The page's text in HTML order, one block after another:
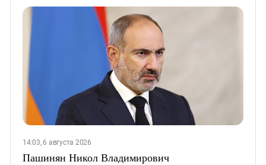
14:03, 6 августа 2026
Пашинян Никол Владимирович